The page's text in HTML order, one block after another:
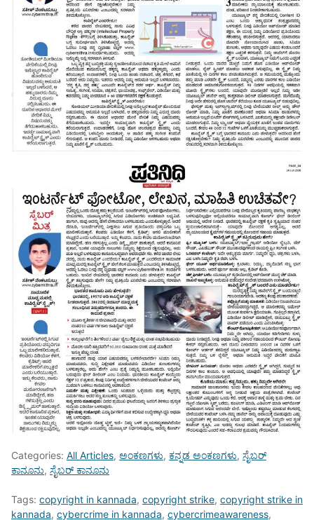
Categories: All Articles, ಅಂಕಣಗಳು, ಕನ್ನಡ ಅಂಕಣಗಳು, ಸೈಬರ್
ಕಾನೂನು, ಸೈಬರ್ ಕಾನೂನು
Tags: copyright in kannada, copyright strike, copyright strike in
kannada, cybercrime in kannada, cybercrimeawareness,